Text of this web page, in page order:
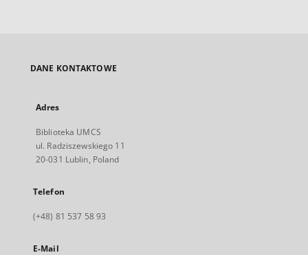
DANE KONTAKTOWE
Adres
Biblioteka UMCS
ul. Radziszewskiego 11
20-031 Lublin, Poland
Telefon
(+48) 81 537 58 93
E-Mail